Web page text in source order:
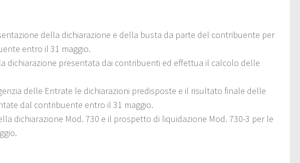
della dichiarazione e della busta da parte del contribuente per
entro il 31 maggio.
dichiarazione presentata dai contribuenti ed effettua il calcolo delle
delle Entrate le dichiarazioni predisposte e il risultato finale delle
dal contribuente entro il 31 maggio.
dichiarazione Mod. 730 e il prospetto di liquidazione Mod. 730-3 per le